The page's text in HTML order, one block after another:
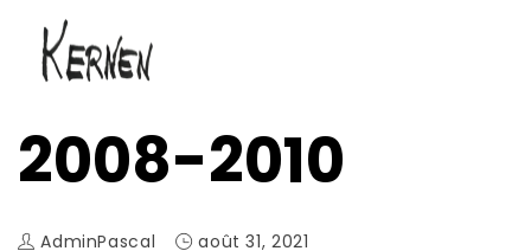
2008-2010
AdminPascal août 31, 2021